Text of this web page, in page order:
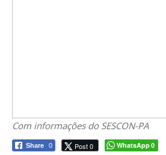
Com informações do SESCON-PA
Share 0 Post 0 WhatsApp0